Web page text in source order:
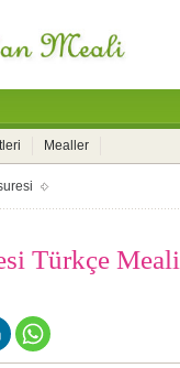
Mealler
Türkçe Meali